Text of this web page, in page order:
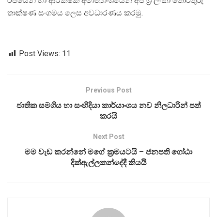
තාක්ෂණ සංගමය ලෙස අවධාරණය කරමු.
Post Views: 11
Previous Post
ජාතික සමගිය හා සංහිදියා කාර්යාංශය නව නිලධාරින් පත්
කරයි
Next Post
මම වැඩ කරන්නේ මගේ ක්‍රමයටයි – ජනපති ගෝඨා
දික්ඇල්ලකන්දේදී කියයි